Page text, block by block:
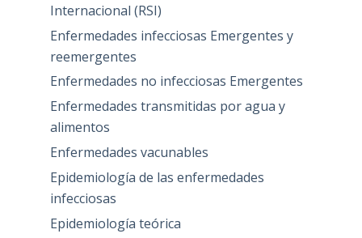
Internacional (RSI)
Enfermedades infecciosas Emergentes y
reemergentes
Enfermedades no infecciosas Emergentes
Enfermedades transmitidas por agua y
alimentos
Enfermedades vacunables
Epidemiología de las enfermedades
infecciosas
Epidemiología teórica